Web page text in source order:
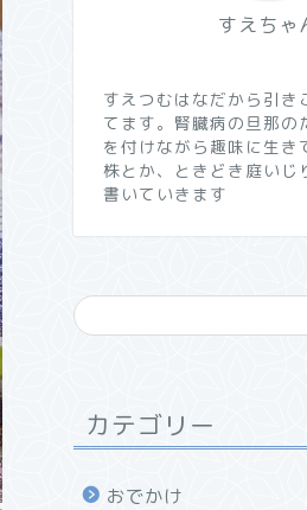
すえちゃ
すえつむはなだから引き
てます。腎臓病の旦那の
を付けながら趣味に生き
株とか、ときどき庭いじ
書いていきます
カテゴリー
おでかけ